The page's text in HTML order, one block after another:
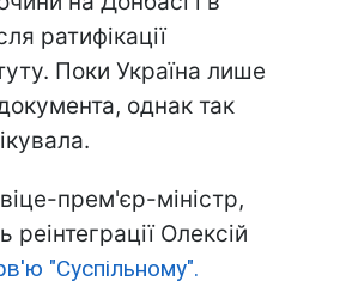
ратифікації
Поки Україна лише
однак так
прем'єр-міністр,
реінтеграції Олексій
"Суспільному".